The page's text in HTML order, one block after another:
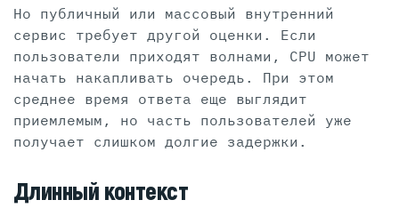
Но публичный или массовый внутренний
сервис требует другой оценки. Если
пользователи приходят волнами, CPU может
начать накапливать очередь. При этом
среднее время ответа еще выглядит
приемлемым, но часть пользователей уже
получает слишком долгие задержки.
Длинный контекст